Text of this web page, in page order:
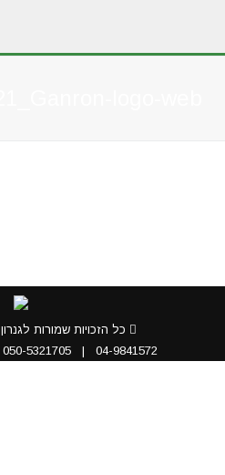
כל הזכויות שמורות לגנרון 2026 |
04-9841572
|
050-5321705